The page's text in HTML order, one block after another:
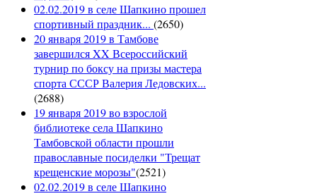
02.02.2019 в селе Шапкино прошел
спортивный праздник... (2650)
20 января 2019 в Тамбове
завершился XX Всероссийский
турнир по боксу на призы мастера
спорта СССР Валерия Ледовских...
(2688)
19 января 2019 во взрослой
библиотеке села Шапкино
Тамбовской области прошли
православные посиделки "Трещат
крещенские морозы"(2521)
02.02.2019 в селе Шапкино